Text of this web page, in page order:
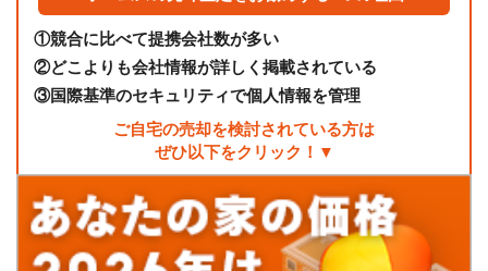
①競合に比べて提携会社数が多い
②どこよりも会社情報が詳しく掲載されている
③国際基準のセキュリティで個人情報を管理
ご自宅の売却を検討されている方は
ぜひ以下をクリック！▼